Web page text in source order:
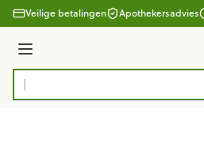
Ga naar de inhoud
Veilige betalingen Apothekersadvies
Menu
Product, merk, categorie...